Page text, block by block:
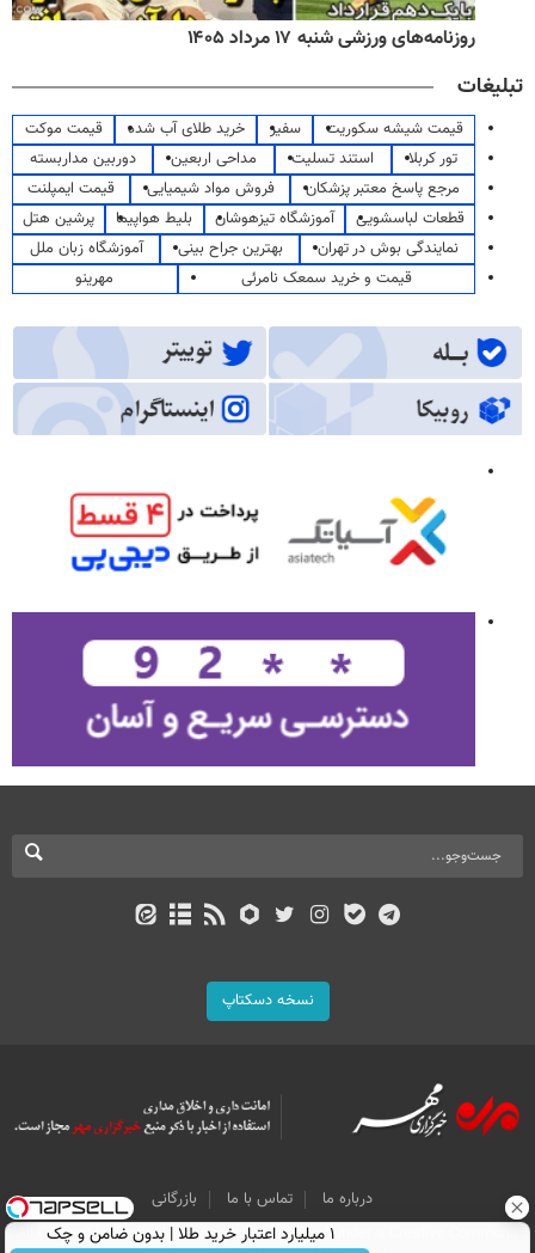
روزنامه‌های ورزشی شنبه ۱۷ مرداد ۱۴۰۵
تبلیغات
قیمت شیشه سکوریت سفیر خرید طلای آب شده
قیمت موکت
تور کربلا
استند تسلیت مداحی اربعین
دوربین مداربسته
مرجع پاسخ معتبر پزشکان
فروش مواد شیمیایی
قیمت ایمپلنت
قطعات لباسشویی
آموزشگاه تیزهوشان بلیط هواپیما
پرشین هتل
نمایندگی بوش در تهران
بهترین جراح بینی
آموزشگاه زبان ملل
قیمت و خرید سمعک نامرئی
مهرینو
نسخه دسکتاپ
درباره ما تماس با ما
بازرگانی
All Content by Mehr News Agency is licensed under a Creative Commons
۱ میلیارد اعتبار خرید طلا | بدون ضامن و چک